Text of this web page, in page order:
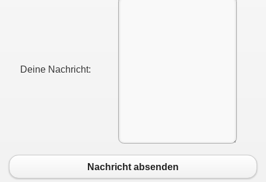
Deine Nachricht:
Nachricht absenden